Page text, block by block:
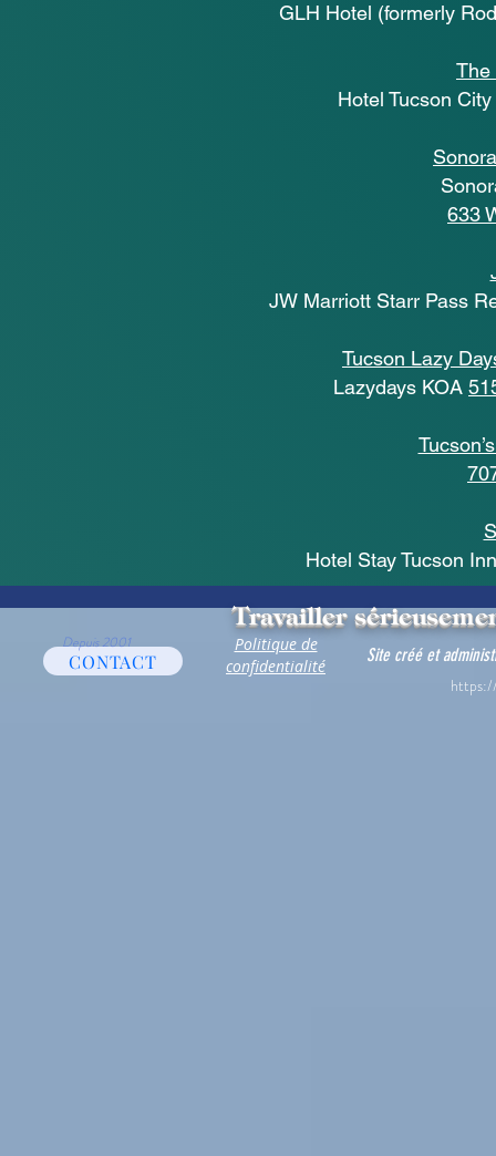
GLH Hotel (formerly
The
Hotel Tucson
633
JW Marriott Starr Pass
Tucson Lazy
Lazydays KOA
Hotel Stay Tucson
CONTACT
Travailler
Politique de
confidentialité
Site créé et
Depuis 2001